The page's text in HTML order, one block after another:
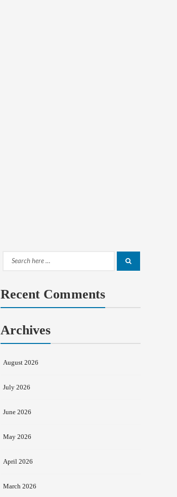
Search
Recent Comments
Archives
August 2026
July 2026
June 2026
May 2026
April 2026
March 2026